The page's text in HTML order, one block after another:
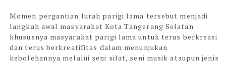
Momen pergantian lurah parigi lama tersebut menjadi
langkah awal masyarakat Kota Tangerang Selatan
khususnya masyarakat parigi lama untuk terus berkreasi
dan terus berkreatifitas dalam menunjukan
kebolehannya melalui seni silat, seni musik ataupun jenis